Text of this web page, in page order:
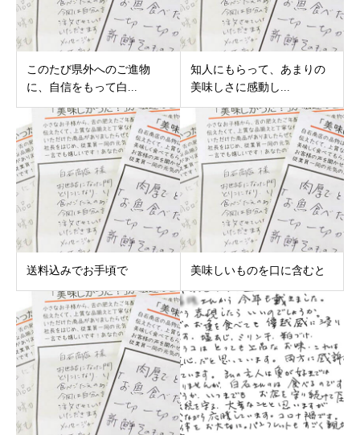
このたび県外へのご進物
に、自信をもって白...
知人にもらって、あまりの
美味しさに感動し...
送料込みでお手頃で 美味しいものを口に含むと